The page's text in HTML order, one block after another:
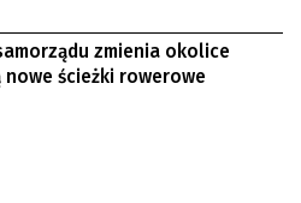
zmienia okolice
ścieżki rowerowe